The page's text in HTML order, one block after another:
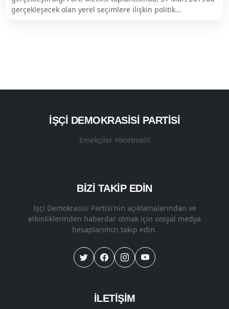
gerçekleşecek olan yerel seçimlere ilişkin politik…
İŞÇI DEMOKRASISI PARTISI
Emekçiler Yönetmeli!
BİZİ TAKİP EDİN
İşçi Demokrasisi Partisi'nin açıklamalarından ve
etkinliklerinden haberdar olmak için sosyal medya
hesaplarımızı takip edin.
İLETİŞİM